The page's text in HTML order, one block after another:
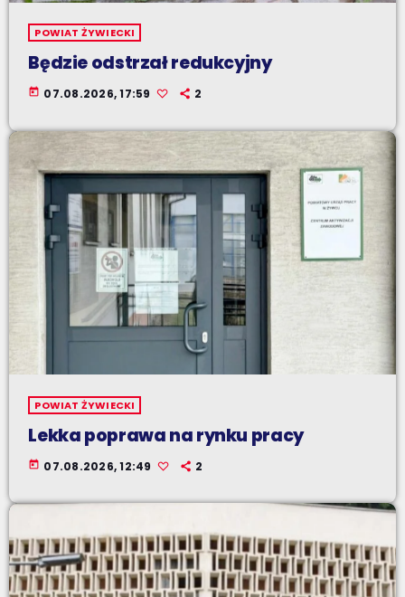
POWIAT ŻYWIECKI
Będzie odstrzał redukcyjny
today 07.08.2026, 17:59 2
POWIAT ŻYWIECKI
Lekka poprawa na rynku pracy
today 07.08.2026, 12:49 2